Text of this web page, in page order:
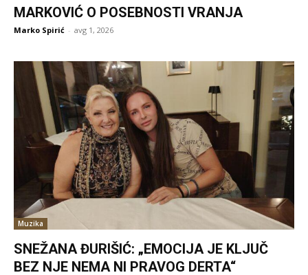
MARKOVIĆ O POSEBNOSTI VRANJA
Marko Spirić - avg 1, 2026
Muzika
SNEŽANA ĐURIŠIĆ: „EMOCIJA JE KLJUČ
BEZ NJE NEMA NI PRAVOG DERTA“